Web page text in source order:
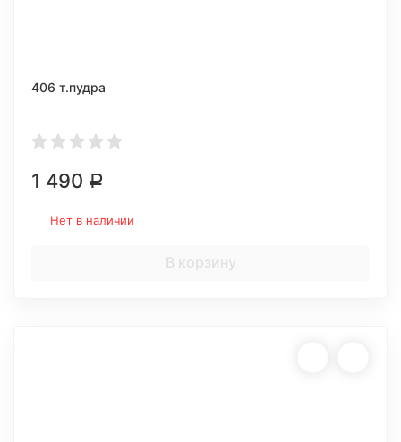
406 т.пудра
1 490 Р
Нет в наличии
В корзину